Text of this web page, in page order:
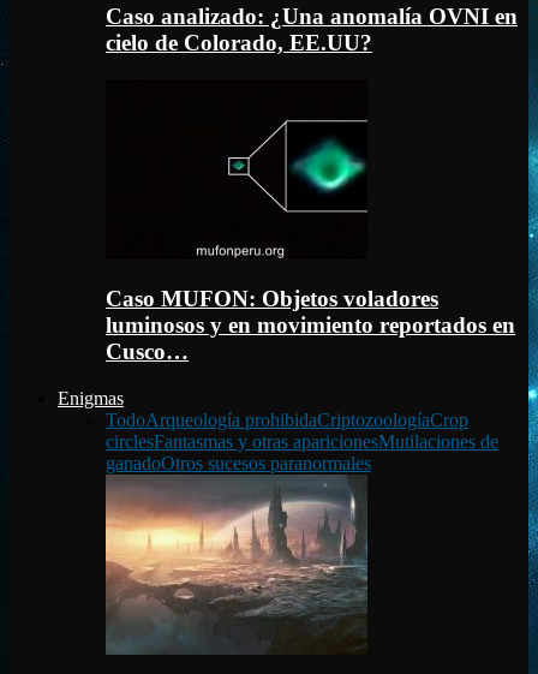
Caso analizado: ¿Una anomalía OVNI en
cielo de Colorado, EE.UU?
Caso MUFON: Objetos voladores
luminosos y en movimiento reportados en
Cusco…
Enigmas
TodoArqueología prohibidaCriptozoologíaCrop
circlesFantasmas y otras aparicionesMutilaciones de
ganadoOtros sucesos paranormales